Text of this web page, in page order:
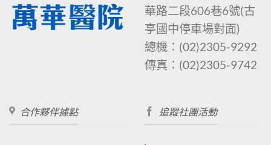
華路二段606巷6號(古
亭國中停車場對面)
總機： (02)2305-9292
傳真： (02)2305-9742
合作夥伴據點 追蹤社團活動